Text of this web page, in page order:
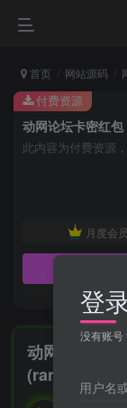
首页 网站源码
动网论坛卡密红
此内容为付费资源
月度会员
付费资源
动网论坛卡密
(randcode)
登
没有账号
用户名